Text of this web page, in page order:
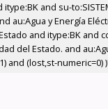
and su-
y Energía
and itype:BK and
del Estado. and
and (lost,st-numeric=0) )'